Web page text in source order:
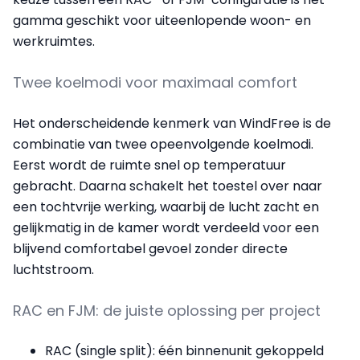
gamma geschikt voor uiteenlopende woon- en
werkruimtes.
Twee koelmodi voor maximaal comfort
Het onderscheidende kenmerk van WindFree is de
combinatie van twee opeenvolgende koelmodi.
Eerst wordt de ruimte snel op temperatuur
gebracht. Daarna schakelt het toestel over naar
een tochtvrije werking, waarbij de lucht zacht en
gelijkmatig in de kamer wordt verdeeld voor een
blijvend comfortabel gevoel zonder directe
luchtstroom.
RAC en FJM: de juiste oplossing per project
RAC (single split): één binnenunit gekoppeld